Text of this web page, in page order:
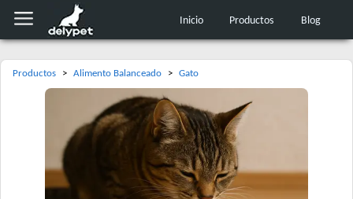
Inicio Productos Blog
Productos > Alimento Balanceado > Gato